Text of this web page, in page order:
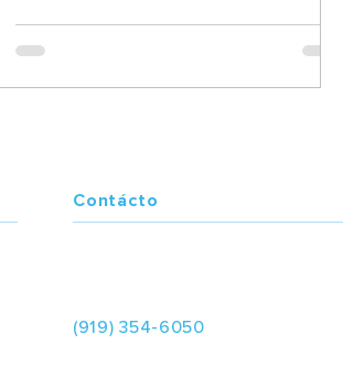
Contácto
(919) 354-6050